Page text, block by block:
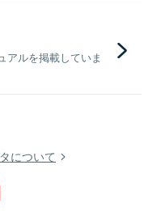
アルを掲載していま
について